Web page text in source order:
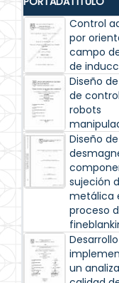
Control
por
campo
de
Diseño
de
robots
Diseño
sujeción
metálica
proceso
un